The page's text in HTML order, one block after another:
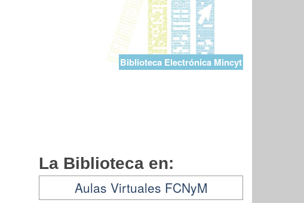
Biblioteca Electrónica Mincyt
La Biblioteca en:
Aulas Virtuales FCNyM